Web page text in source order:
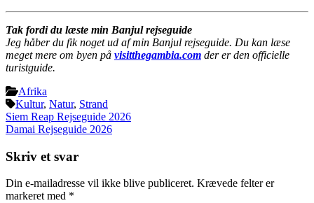
Tak fordi du læste min Banjul rejseguide
Jeg håber du fik noget ud af min Banjul rejseguide. Du kan læse
meget mere om byen på visitthegambia.com der er den officielle
turistguide.
Afrika
Kultur, Natur, Strand
Indlægsnavigation
Siem Reap Rejseguide 2026
Damai Rejseguide 2026
Skriv et svar
Din e-mailadresse vil ikke blive publiceret. Krævede felter er
markeret med *